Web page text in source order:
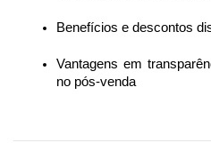
Benefícios e descontos
Vantagens em
no pós-venda